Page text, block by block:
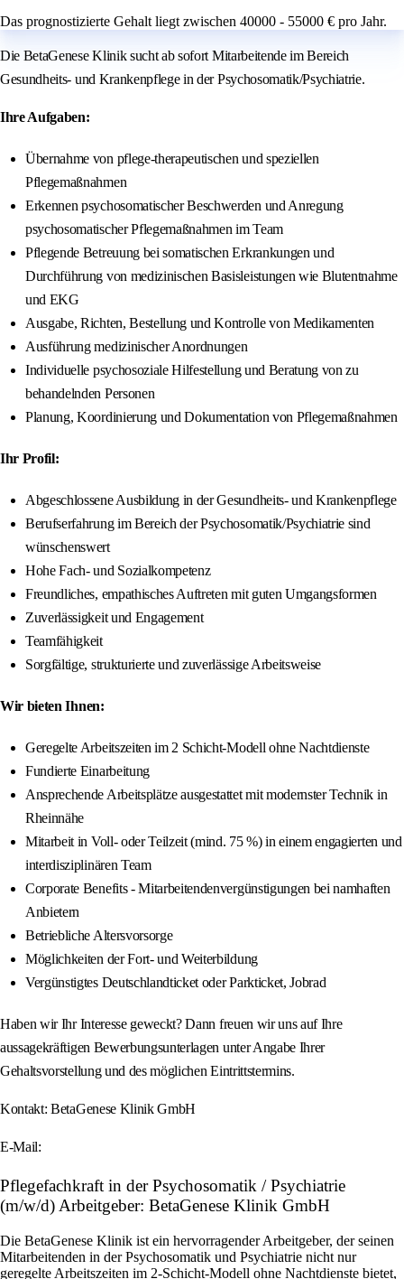
Das prognostizierte Gehalt liegt zwischen 40000 - 55000 € pro Jahr.
Die BetaGenese Klinik sucht ab sofort Mitarbeitende im Bereich
Gesundheits- und Krankenpflege in der Psychosomatik/Psychiatrie.
Ihre Aufgaben:
Übernahme von pflege-therapeutischen und speziellen
Pflegemaßnahmen
Erkennen psychosomatischer Beschwerden und Anregung
psychosomatischer Pflegemaßnahmen im Team
Pflegende Betreuung bei somatischen Erkrankungen und
Durchführung von medizinischen Basisleistungen wie Blutentnahme
und EKG
Ausgabe, Richten, Bestellung und Kontrolle von Medikamenten
Ausführung medizinischer Anordnungen
Individuelle psychosoziale Hilfestellung und Beratung von zu
behandelnden Personen
Planung, Koordinierung und Dokumentation von Pflegemaßnahmen
Ihr Profil:
Abgeschlossene Ausbildung in der Gesundheits- und Krankenpflege
Berufserfahrung im Bereich der Psychosomatik/Psychiatrie sind
wünschenswert
Hohe Fach- und Sozialkompetenz
Freundliches, empathisches Auftreten mit guten Umgangsformen
Zuverlässigkeit und Engagement
Teamfähigkeit
Sorgfältige, strukturierte und zuverlässige Arbeitsweise
Wir bieten Ihnen:
Geregelte Arbeitszeiten im 2 Schicht-Modell ohne Nachtdienste
Fundierte Einarbeitung
Ansprechende Arbeitsplätze ausgestattet mit modernster Technik in
Rheinnähe
Mitarbeit in Voll- oder Teilzeit (mind. 75 %) in einem engagierten und
interdisziplinären Team
Corporate Benefits - Mitarbeitendenvergünstigungen bei namhaften
Anbietern
Betriebliche Altersvorsorge
Möglichkeiten der Fort- und Weiterbildung
Vergünstigtes Deutschlandticket oder Parkticket, Jobrad
Haben wir Ihr Interesse geweckt? Dann freuen wir uns auf Ihre
aussagekräftigen Bewerbungsunterlagen unter Angabe Ihrer
Gehaltsvorstellung und des möglichen Eintrittstermins.
Kontakt: BetaGenese Klinik GmbH
E-Mail:
Pflegefachkraft in der Psychosomatik / Psychiatrie
(m/w/d) Arbeitgeber: BetaGenese Klinik GmbH
Die BetaGenese Klinik ist ein hervorragender Arbeitgeber, der seinen
Mitarbeitenden in der Psychosomatik und Psychiatrie nicht nur
geregelte Arbeitszeiten im 2-Schicht-Modell ohne Nachtdienste bietet,